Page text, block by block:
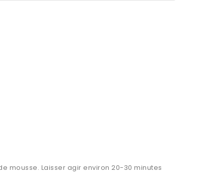
mousse. Laisser agir environ 20-30 minutes